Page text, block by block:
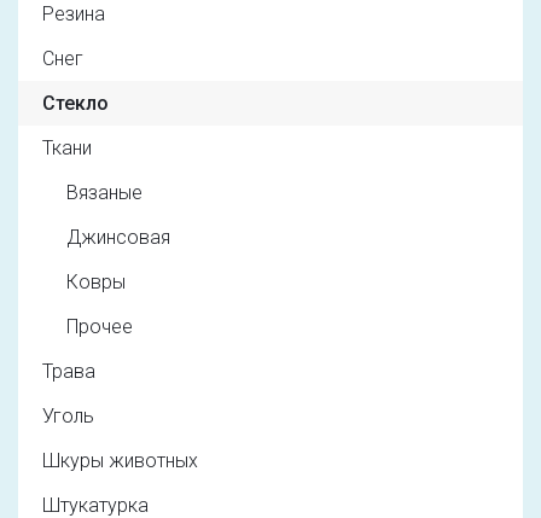
Резина
Снег
Стекло
Ткани
Вязаные
Джинсовая
Ковры
Прочее
Трава
Уголь
Шкуры животных
Штукатурка